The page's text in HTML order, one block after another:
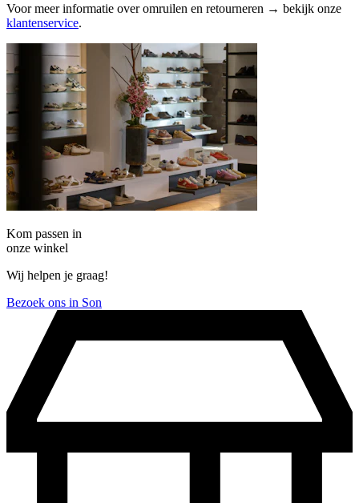
Voor meer informatie over omruilen en retourneren → bekijk onze
klantenservice.
Kom passen in
onze winkel
Wij helpen je graag!
Bezoek ons in Son